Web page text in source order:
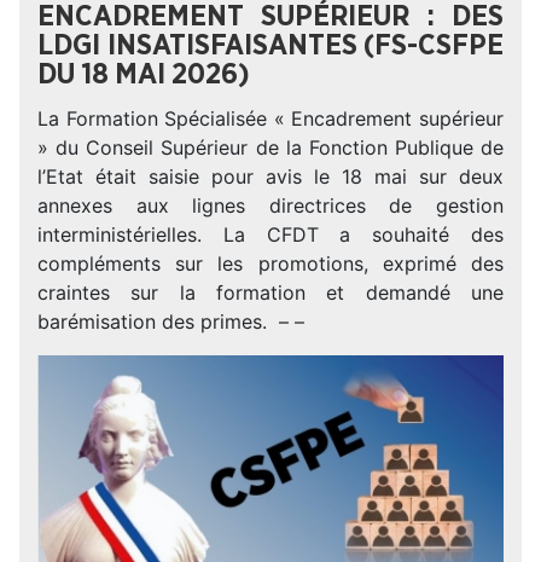
ENCADREMENT SUPÉRIEUR : DES
LDGI INSATISFAISANTES (FS-CSFPE
DU 18 MAI 2026)
La Formation Spécialisée « Encadrement supérieur
» du Conseil Supérieur de la Fonction Publique de
l’Etat était saisie pour avis le 18 mai sur deux
annexes aux lignes directrices de gestion
interministérielles. La CFDT a souhaité des
compléments sur les promotions, exprimé des
craintes sur la formation et demandé une
barémisation des primes. – –